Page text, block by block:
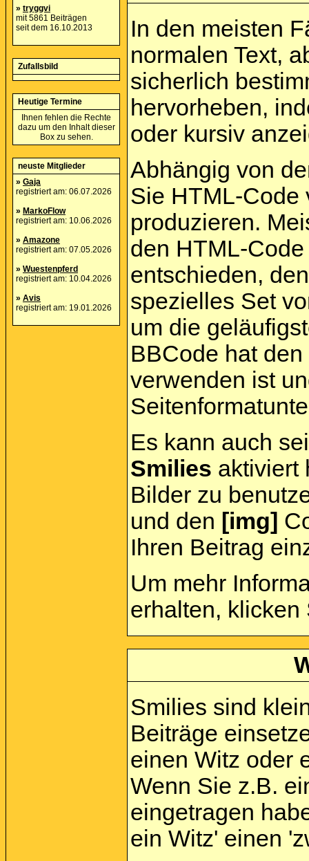
» tryggvi
mit 5861 Beiträgen
seit dem 16.10.2013
Zufallsbild
Heutige Termine
Ihnen fehlen die Rechte
dazu um den Inhalt dieser
Box zu sehen.
neuste Mitglieder
» Gaja
registriert am: 06.07.2026
» MarkoFlow
registriert am: 10.06.2026
» Amazone
registriert am: 07.05.2026
» Wuestenpferd
registriert am: 10.04.2026
» Avis
registriert am: 19.01.2026
In den meisten
normalen Text,
sicherlich
hervorheben,
oder kursiv
Abhängig von
Sie HTML-Code
produzieren.
den HTML-
entschieden,
spezielles Set
um die
BBCode hat
verwenden ist
Es kann auch
Smilies aktiviert
Bilder zu
und den [img]
Ihren Beitrag
Um mehr
erhalten,
Smilies sind
Beiträge
einen Witz oder
Wenn Sie z.B.
eingetragen
ein Witz' einen